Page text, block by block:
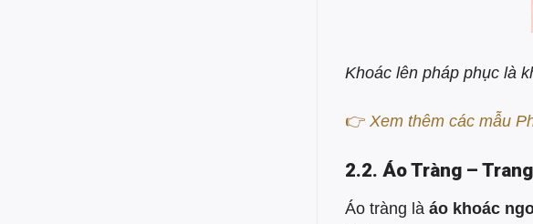
Khoác lên pháp phục là
👉 Xem thêm các mẫu
2.2. Áo Tràng –
Áo tràng là áo khoác